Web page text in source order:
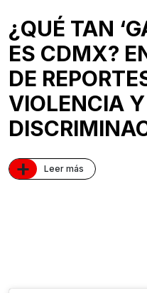
¿QUÉ TAN
ES CDMX?
DE
VIOLENCIA Y
+ Leer más